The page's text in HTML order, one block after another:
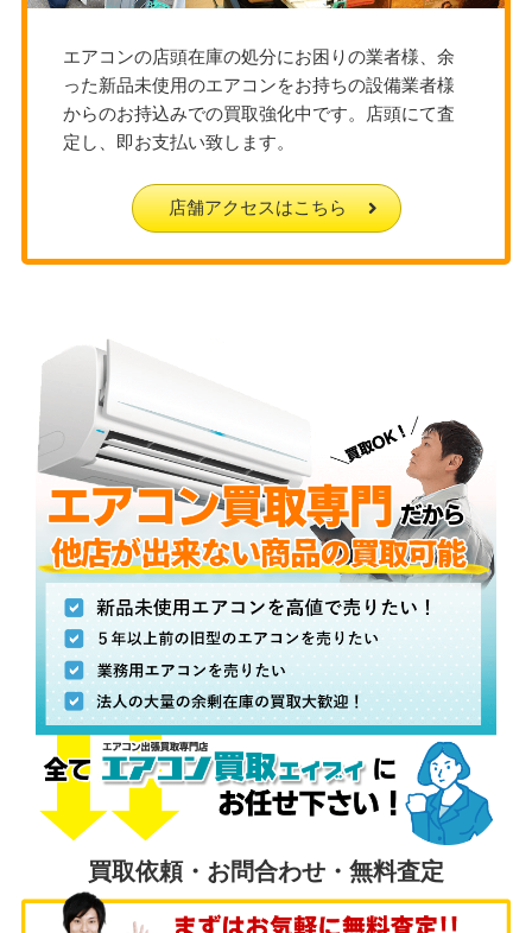
エアコンの店頭在庫の処分にお困りの業者様、余
った新品未使用のエアコンをお持ちの設備業者様
からのお持込みでの買取強化中です。店頭にて査
定し、即お支払い致します。
店舗アクセスはこちら
買取依頼・お問合わせ・無料査定